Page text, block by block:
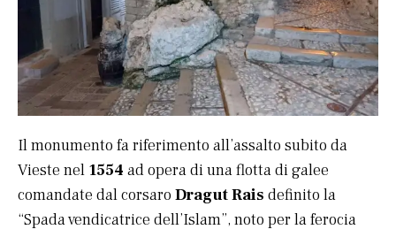
Il monumento fa riferimento all’assalto subito da
Vieste nel 1554 ad opera di una flotta di galee
comandate dal corsaro Dragut Rais definito la
“Spada vendicatrice dell’Islam”, noto per la ferocia